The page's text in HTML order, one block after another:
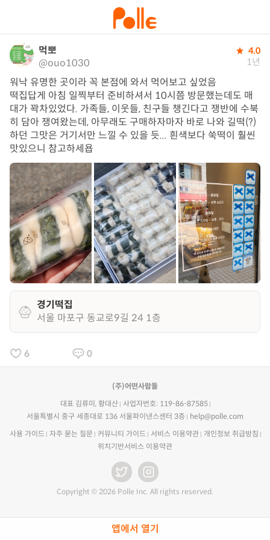
앱에서 열기
먹뽀
@ouo1030
4.0
1년
워낙 유명한 곳이라 꼭 본점에 와서 먹어보고 싶었음
떡집답게 아침 일찍부터 준비하셔서 10시쯤 방문했는데도 매
대가 꽉차있었다. 가족들, 이웃들, 친구들 챙긴다고 쟁반에 수북
히 담아 쟁여왔는데, 아무래도 구매하자마자 바로 나와 길떡(?)
하던 그맛은 거기서만 느낄 수 있을 듯... 흰색보다 쑥떡이 훨씬
맛있으니 참고하세욥
경기떡집
서울 마포구 동교로9길 24 1층
6 0
(주)어떤사람들
대표 김류미, 황대산
사업자번호: 119-86-87585
서울특별시 중구 세종대로 136 서울파이낸스센터 3층
help@polle.com
사용 가이드 자주 묻는 질문 커뮤니티 가이드 서비스 이용약관
개인정보 취급방침
위치기반서비스 이용약관
Copyright © 2026 Polle Inc. All rights reserved.